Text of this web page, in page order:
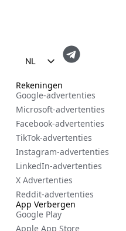
NL
EN
FR
ES
ZH
RU
DE
IT
CS
Rekeningen
Google-advertenties
Microsoft-advertenties
Facebook-advertenties
TikTok-advertenties
Instagram-advertenties
LinkedIn-advertenties
X Advertenties
Reddit-advertenties
App Verbergen
Google Play
Apple App Store